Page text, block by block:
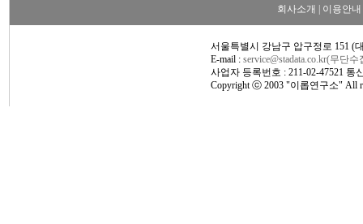
회사소개 이용안내
서울특별시 강남구 압구정로 151 (
E-mail : service@stadata.co.kr(무단
사업자 등록번호 : 211-02-47521 통
Copyright ⓒ 2003 "이롭연구소" All